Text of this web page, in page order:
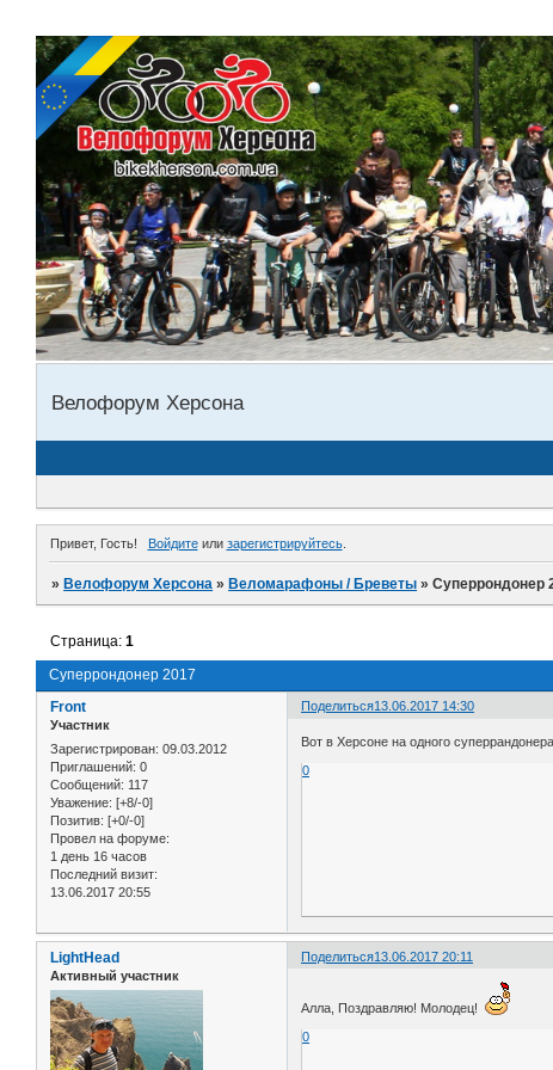
Велофорум Херсона
Привет, Гость! Войдитеили зарегистрируйтесь.
» Велофорум Херсона » Веломарафоны / Бреветы »Суперрондонер
Суперрондонер 2017
Страница:1
Поделиться13.06.2017 14:30
Front
Участник
Зарегистрирован: 09.03.2012
Приглашений: 0
Сообщений: 117
Уважение: [+8/-0]
Позитив: [+0/-0]
Провел на форуме:
1 день 16 часов
Последний визит:
13.06.2017 20:55
Вот в Херсоне на одного
0
Поделиться13.06.2017 20:11
LightHead
Активный участник
Алла, Поздравляю! Молодец!
0